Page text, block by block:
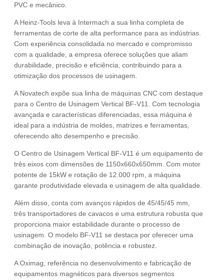
PVC e mecânico.
A Heinz-Tools leva à Intermach a sua linha completa de
ferramentas de corte de alta performance para as indústrias.
Com experiência consolidada no mercado e compromisso
com a qualidade, a empresa oferece soluções que aliam
durabilidade, precisão e eficiência, contribuindo para a
otimização dos processos de usinagem.
A Novatech expõe sua linha de máquinas CNC com destaque
para o Centro de Usinagem Vertical BF-V11. Com tecnologia
avançada e características diferenciadas, essa máquina é
ideal para a indústria de moldes, matrizes e ferramentas,
oferecendo alto desempenho e precisão.
O Centro de Usinagem Vertical BF-V11 é um equipamento de
três eixos com dimensões de 1150x660x650mm. Com motor
potente de 15kW e rotação de 12.000 rpm, a máquina
garante produtividade elevada e usinagem de alta qualidade.
Além disso, conta com avanços rápidos de 45/45/45 mm,
três transportadores de cavacos e uma estrutura robusta que
proporciona maior estabilidade durante o processo de
usinagem. O modelo BF-V11 se destaca por oferecer uma
combinação de inovação, potência e robustez.
A Oximag, referência no desenvolvimento e fabricação de
equipamentos magnéticos para diversos segmentos